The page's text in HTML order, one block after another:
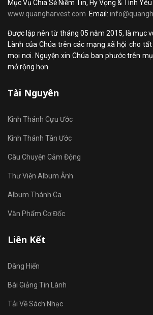
Mục Vụ Chia Sẻ Niềm Tin, Hy Vọng & Tình Yêu
www.quangharvest.com Email:
Được lập nên từ tháng 05 năm 2015, là mục
Lành của Chúa trên các mạng xã hội cho
mọi nơi. Nguyện xin Chúa ban phước trên
mở rộng hơn.
Tài Nguyên
Kinh Thánh Cựu Ước
Kinh Thánh Tân Ước
Câu Chuyện Cảm Động
Thư Viện Album Ảnh
Album Thánh Ca
Văn Phẩm Cơ Đốc
Liên Kết
Dâng Hiến
Bài Giảng Tin Lành
Tải Về Sách Nhạc